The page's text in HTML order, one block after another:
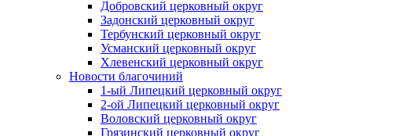
Добровский церковный округ
Задонский церковный округ
Тербунский церковный округ
Усманский церковный округ
Хлевенский церковный округ
Новости благочиний
1-ый Липецкий церковный округ
2-ой Липецкий церковный округ
Воловский церковный округ
Грязинский церковный округ